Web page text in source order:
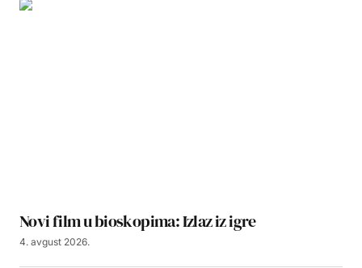
Novi film u bioskopima: Izlaz iz igre
4. avgust 2026.